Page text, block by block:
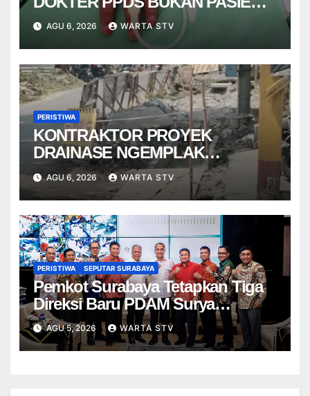
RSUP DR. SARDJITO
AGU 6, 2026 WARTA STV
PERISTIWA
KONTRAKTOR PROYEK
DRAINASE NGEMPLAK
DISANKSI USAI WARGA
TERPELESET
AGU 6, 2026 WARTA STV
PERISTIWA SEPUTAR SURABAYA
Pemkot Surabaya Tetapkan Tiga
Direksi Baru PDAM Surya
Sembada, Fokus Perkuat
Layanan dan Kinerja
AGU 5, 2026 WARTA STV